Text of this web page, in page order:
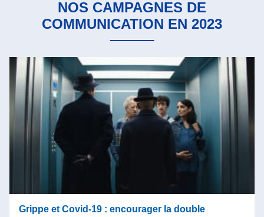
NOS CAMPAGNES DE
COMMUNICATION EN 2023
Grippe et Covid-19 : encourager la double